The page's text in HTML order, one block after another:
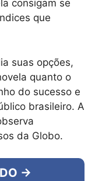
consigam se
que
suas opções,
quanto o
do sucesso e
brasileiro. A
da Globo.
→